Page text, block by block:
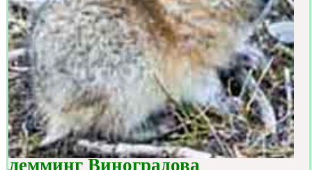
лемминг Виноградова